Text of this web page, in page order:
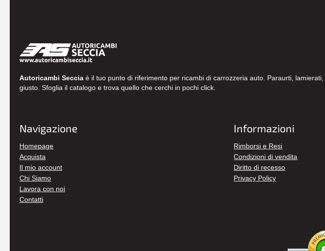
Autoricambi Seccia è il tuo punto di riferimento per ricambi di carrozzeria auto. Paraurti,
giusto. Sfoglia il catalogo e trova quello che cerchi in pochi click.
Navigazione
Homepage
Acquista
Il mio account
Chi Siamo
Lavora con noi
Contatti
Informazioni
Rimborsi e Resi
Condizioni di vendita
Diritto di recesso
Privacy Policy